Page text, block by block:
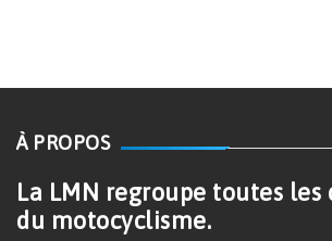
À PROPOS
La LMN regroupe toutes les
du motocyclisme.